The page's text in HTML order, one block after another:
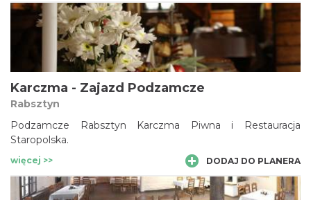
Karczma - Zajazd Podzamcze
Rabsztyn
Podzamcze Rabsztyn Karczma Piwna i Restauracja
Staropolska.
więcej >> DODAJ DO PLANERA